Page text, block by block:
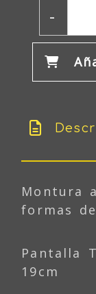
-
Montura
formas
Pantalla
19cm